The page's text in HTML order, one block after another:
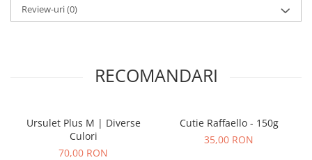
Review-uri(0)
RECOMANDARI
Ursulet Plus M | Diverse
Culori
70,00 RON
Cutie Raffaello - 150g
35,00 RON